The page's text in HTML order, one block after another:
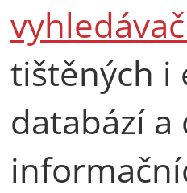
tištěných i
databází